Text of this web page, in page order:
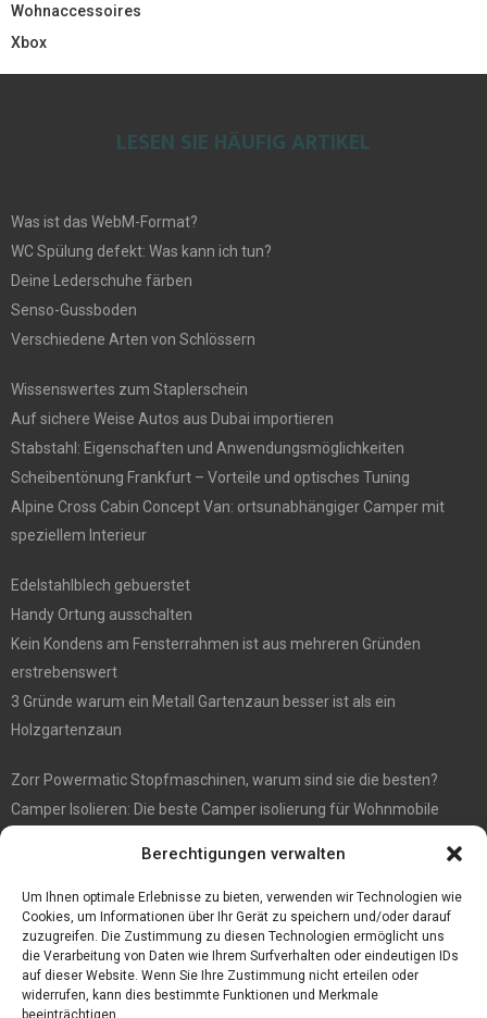
Berechtigungen verwalten
Um Ihnen optimale Erlebnisse zu bieten, verwenden wir Technologien wie
Cookies, um Informationen über Ihr Gerät zu speichern und/oder darauf
zuzugreifen. Die Zustimmung zu diesen Technologien ermöglicht uns
die Verarbeitung von Daten wie Ihrem Surfverhalten oder eindeutigen IDs
auf dieser Website. Wenn Sie Ihre Zustimmung nicht erteilen oder
widerrufen, kann dies bestimmte Funktionen und Merkmale
beeinträchtigen.
Wohnaccessoires
Xbox
LESEN SIE HÄUFIG ARTIKEL
Was ist das WebM-Format?
WC Spülung defekt: Was kann ich tun?
Deine Lederschuhe färben
Senso-Gussboden
Verschiedene Arten von Schlössern
Wissenswertes zum Staplerschein
Auf sichere Weise Autos aus Dubai importieren
Stabstahl: Eigenschaften und Anwendungsmöglichkeiten
Scheibentönung Frankfurt – Vorteile und optisches Tuning
Alpine Cross Cabin Concept Van: ortsunabhängiger Camper mit
speziellem Interieur
Edelstahlblech gebuerstet
Handy Ortung ausschalten
Kein Kondens am Fensterrahmen ist aus mehreren Gründen
erstrebenswert
3 Gründe warum ein Metall Gartenzaun besser ist als ein
Holzgartenzaun
Zorr Powermatic Stopfmaschinen, warum sind sie die besten?
Camper Isolieren: Die beste Camper isolierung für Wohnmobile
Immobilienmakler Gökay Gündüz
Masterarbeit auf Englisch: Anleitung zum Verfassen